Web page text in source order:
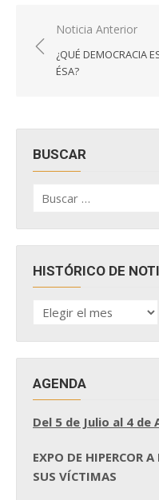
Navegación
de
entradas
Noticia Anterior
¿QUÉ DEMOCRACIA
ÉSA?
BUSCAR
por:
HISTÓRICO DE
HISTÓRICO
DE
AGENDA
Del 5 de Julio al 4 de
EXPO DE HIPERCOR
SUS VÍCTIMAS